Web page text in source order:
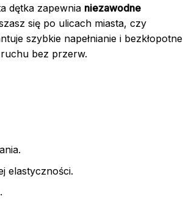
dętka zapewnia niezawodne
się po ulicach miasta, czy
szybkie napełnianie i bezkłopotne
bez przerw.
elastyczności.